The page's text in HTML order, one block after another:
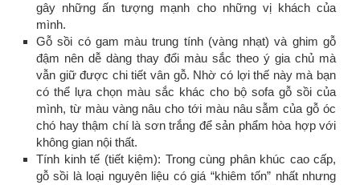
gây những ấn tượng mạnh cho những vị khách của
mình.
Gỗ sồi có gam màu trung tính (vàng nhạt) và ghim gỗ
đậm nên dễ dàng thay đổi màu sắc theo ý gia chủ mà
vẫn giữ được chi tiết vân gỗ. Nhờ có lợi thế này mà bạn
có thể lựa chọn màu sắc khác cho bộ sofa gỗ sồi của
mình, từ màu vàng nâu cho tới màu nâu sẫm của gỗ óc
chó hay thậm chí là sơn trắng để sản phẩm hòa hợp với
không gian nội thất.
Tính kinh tế (tiết kiệm): Trong cùng phân khúc cao cấp,
gỗ sồi là loại nguyên liệu có giá “khiêm tốn” nhất nhưng